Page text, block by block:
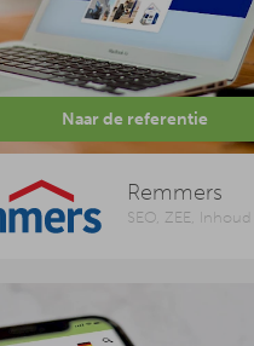
Naar de referentie
Remmers
SEO, ZEE, Inhoud